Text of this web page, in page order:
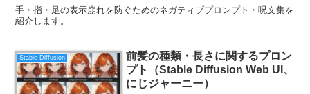
Web UI）
手・指・足の表示崩れを防ぐためのネガティブプロンプト・呪文集を
紹介します。
Stable Diffusion
前髪の種類・長さに関するプロン
プト（Stable Diffusion Web UI、
にじジャーニー）